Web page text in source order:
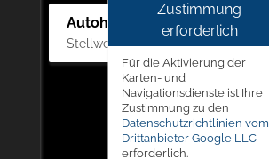
Autohaus Picker
Stellwerk 5, 57368 Lennestadt
Zustimmung
erforderlich
Für die Aktivierung der
Karten- und
Navigationsdienste ist Ihre
Zustimmung zu den
Datenschutzrichtlinien vom
Drittanbieter Google LLC
erforderlich.